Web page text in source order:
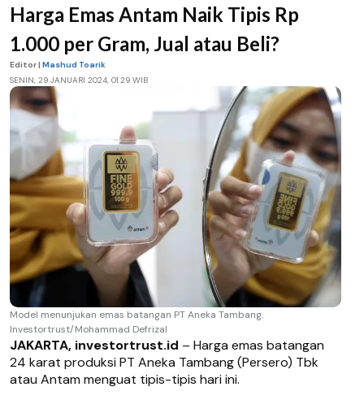
Harga Emas Antam Naik Tipis Rp
1.000 per Gram, Jual atau Beli?
Editor | Mashud Toarik
SENIN, 29 JANUARI 2024, 01.29 WIB
Model menunjukan emas batangan PT Aneka Tambang.
Investortrust/Mohammad Defrizal
JAKARTA, investortrust.id – Harga emas batangan
24 karat produksi PT Aneka Tambang (Persero) Tbk
atau Antam menguat tipis-tipis hari ini.